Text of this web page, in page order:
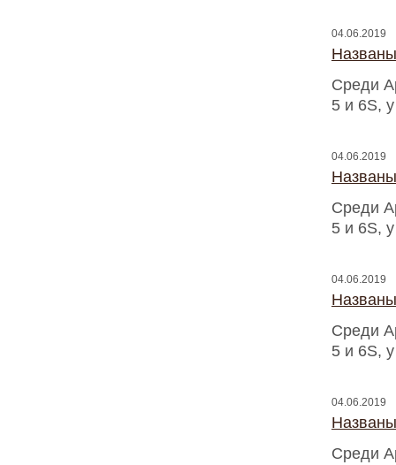
04.06.2019
Среди
5 и 6S,
04.06.2019
Среди
5 и 6S,
04.06.2019
Среди
5 и 6S,
04.06.2019
Среди